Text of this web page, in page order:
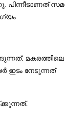
പിന്നീടാണത്
ഇടം നേടുന്നത്